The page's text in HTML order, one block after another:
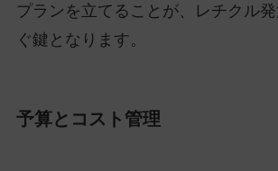
プランを立てることが、レチクル
ぐ鍵となります。
予算とコスト管理